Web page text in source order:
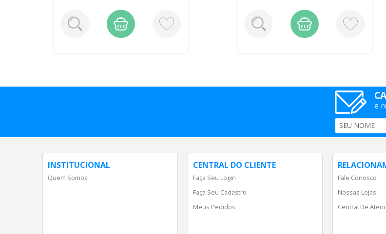
e
INSTITUCIONAL
Quem Somos
CENTRAL DO CLIENTE
Faça Seu Login
Faça Seu Cadastro
Meus Pedidos
Fale Conosco
Nossas Lojas
Central De